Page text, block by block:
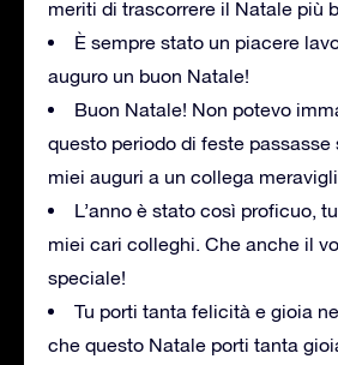
meriti di trascorrere il Natale più
È sempre stato un piacere
auguro un buon Natale!
Buon Natale! Non potevo
questo periodo di feste passasse
miei auguri a un collega
L’anno è stato così proficuo,
miei cari colleghi. Che anche il
speciale!
Tu porti tanta felicità e gioia
che questo Natale porti tanta